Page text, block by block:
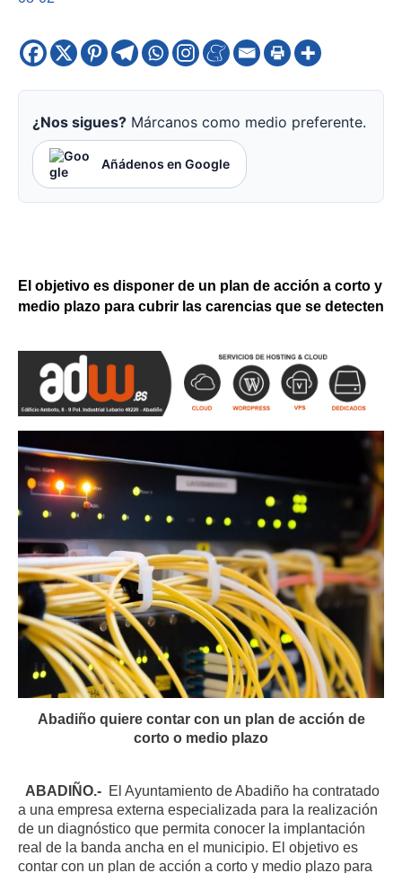
¿Nos sigues? Márcanos como medio preferente.
Añádenos en Google
El objetivo es disponer de un plan de acción a corto y
medio plazo para cubrir las carencias que se detecten
Abadiño quiere contar con un plan de acción de
corto o medio plazo
ABADIÑO.- El Ayuntamiento de Abadiño ha contratado
a una empresa externa especializada para la realización
de un diagnóstico que permita conocer la implantación
real de la banda ancha en el municipio. El objetivo es
contar con un plan de acción a corto y medio plazo para